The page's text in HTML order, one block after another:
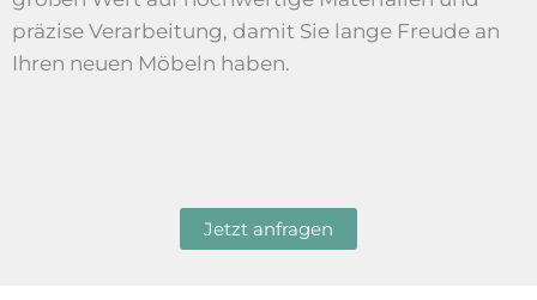
präzise Verarbeitung, damit Sie lange Freude an
Ihren neuen Möbeln haben.
Jetzt anfragen